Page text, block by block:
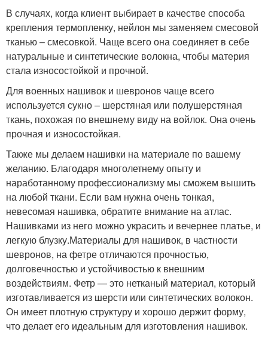
В случаях, когда клиент выбирает в качестве способа
крепления термопленку, нейлон мы заменяем смесовой
тканью – смесовкой. Чаще всего она соединяет в себе
натуральные и синтетические волокна, чтобы материя
стала износостойкой и прочной.
Для военных нашивок и шевронов чаще всего
используется сукно – шерстяная или полушерстяная
ткань, похожая по внешнему виду на войлок. Она очень
прочная и износостойкая.
Также мы делаем нашивки на материале по вашему
желанию. Благодаря многолетнему опыту и
наработанному профессионализму мы сможем вышить
на любой ткани. Если вам нужна очень тонкая,
невесомая нашивка, обратите внимание на атлас.
Нашивками из него можно украсить и вечернее платье, и
легкую блузку.Материалы для нашивок, в частности
шевронов, на фетре отличаются прочностью,
долговечностью и устойчивостью к внешним
воздействиям. Фетр — это нетканый материал, который
изготавливается из шерсти или синтетических волокон.
Он имеет плотную структуру и хорошо держит форму,
что делает его идеальным для изготовления нашивок.